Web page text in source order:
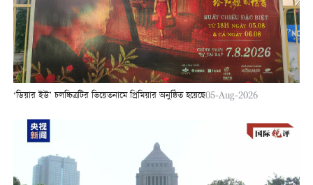
‘ডিয়ার ইউ’ চলচ্চিত্রটির ভিয়েতনামে প্রিমিয়ার অনুষ্ঠিত হয়েছে05-Aug-2026